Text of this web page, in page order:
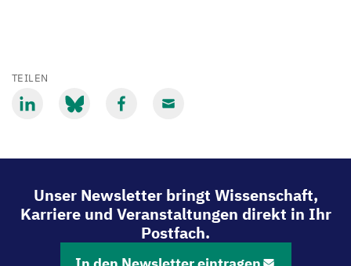
TEILEN
Unser Newsletter bringt Wissenschaft,
Karriere und Veranstaltungen direkt in Ihr
Postfach.